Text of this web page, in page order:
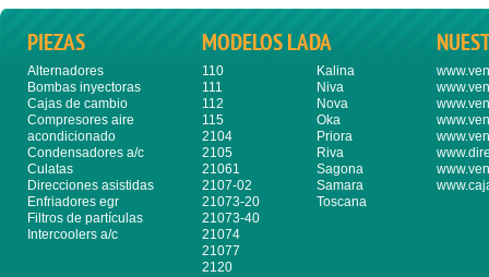
PIEZAS
Alternadores
Bombas inyectoras
Cajas de cambio
Compresores aire
acondicionado
Condensadores a/c
Culatas
Direcciones asistidas
Enfriadores egr
Filtros de partículas
Intercoolers a/c
MODELOS LADA
110
111
112
115
2104
2105
21061
2107-02
21073-20
21073-40
21074
21077
2120
Kalina
Niva
Nova
Oka
Priora
Riva
Sagona
Samara
Toscana